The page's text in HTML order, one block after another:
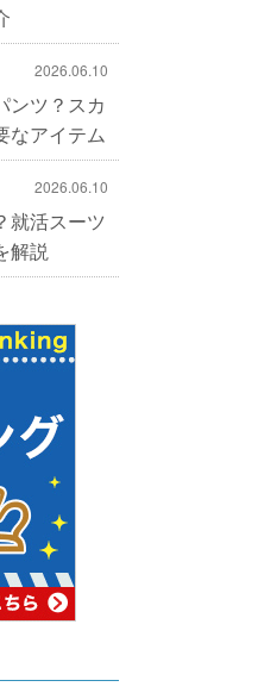
2026.06.10
ンツ？スカ
なアイテム
2026.06.10
就活スーツ
解説